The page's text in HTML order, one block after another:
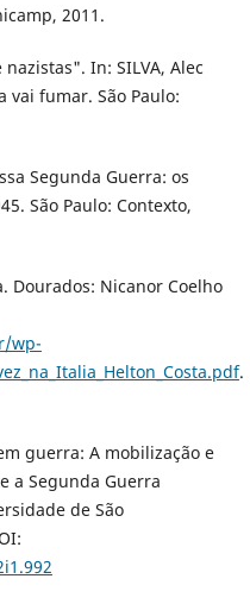
2011.
In: SILVA, Alec
fumar. São Paulo:
Segunda Guerra: os
São Paulo: Contexto,
Dourados: Nicanor Coelho
wp-
.
guerra: A mobilização e
a Segunda Guerra
de São